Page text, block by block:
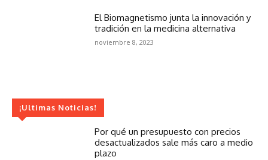
El Biomagnetismo junta la innovación y
tradición en la medicina alternativa
noviembre 8, 2023
¡Ultimas Noticias!
Por qué un presupuesto con precios
desactualizados sale más caro a medio
plazo